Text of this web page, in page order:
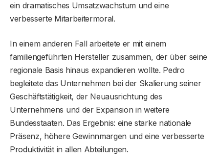
ein dramatisches Umsatzwachstum und eine
verbesserte Mitarbeitermoral.
In einem anderen Fall arbeitete er mit einem
familiengeführten Hersteller zusammen, der über seine
regionale Basis hinaus expandieren wollte. Pedro
begleitete das Unternehmen bei der Skalierung seiner
Geschäftstätigkeit, der Neuausrichtung des
Unternehmens und der Expansion in weitere
Bundesstaaten. Das Ergebnis: eine starke nationale
Präsenz, höhere Gewinnmargen und eine verbesserte
Produktivität in allen Abteilungen.